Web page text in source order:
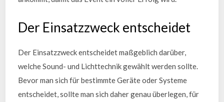
Der Einsatzzweck entscheidet
Der Einsatzzweck entscheidet maßgeblich darüber,
welche Sound- und Lichttechnik gewählt werden sollte.
Bevor man sich für bestimmte Geräte oder Systeme
entscheidet, sollte man sich daher genau überlegen, für